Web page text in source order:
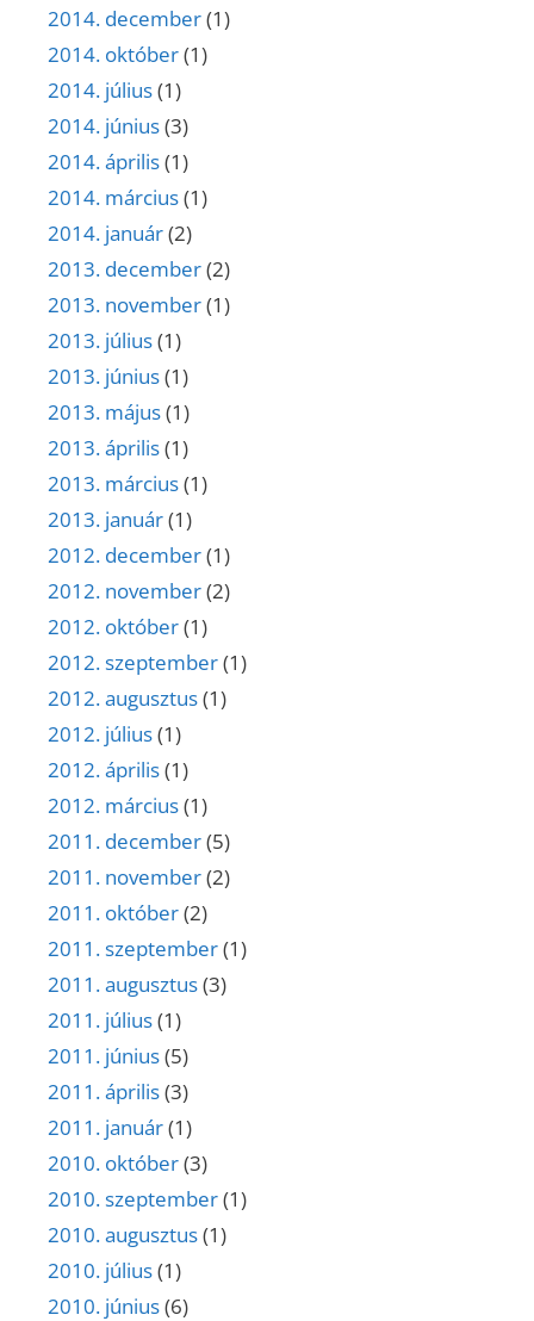
2014. december(1)
2014. október(1)
2014. július(1)
2014. június(3)
2014. április(1)
2014. március(1)
2014. január(2)
2013. december(2)
2013. november(1)
2013. július(1)
2013. június(1)
2013. május(1)
2013. április(1)
2013. március(1)
2013. január(1)
2012. december(1)
2012. november(2)
2012. október(1)
2012. szeptember(1)
2012. augusztus(1)
2012. július(1)
2012. április(1)
2012. március(1)
2011. december(5)
2011. november(2)
2011. október(2)
2011. szeptember(1)
2011. augusztus(3)
2011. július(1)
2011. június(5)
2011. április(3)
2011. január(1)
2010. október(3)
2010. szeptember(1)
2010. augusztus(1)
2010. július(1)
2010. június(6)